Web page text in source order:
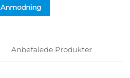
Anmodning
Anbefalede Produkter